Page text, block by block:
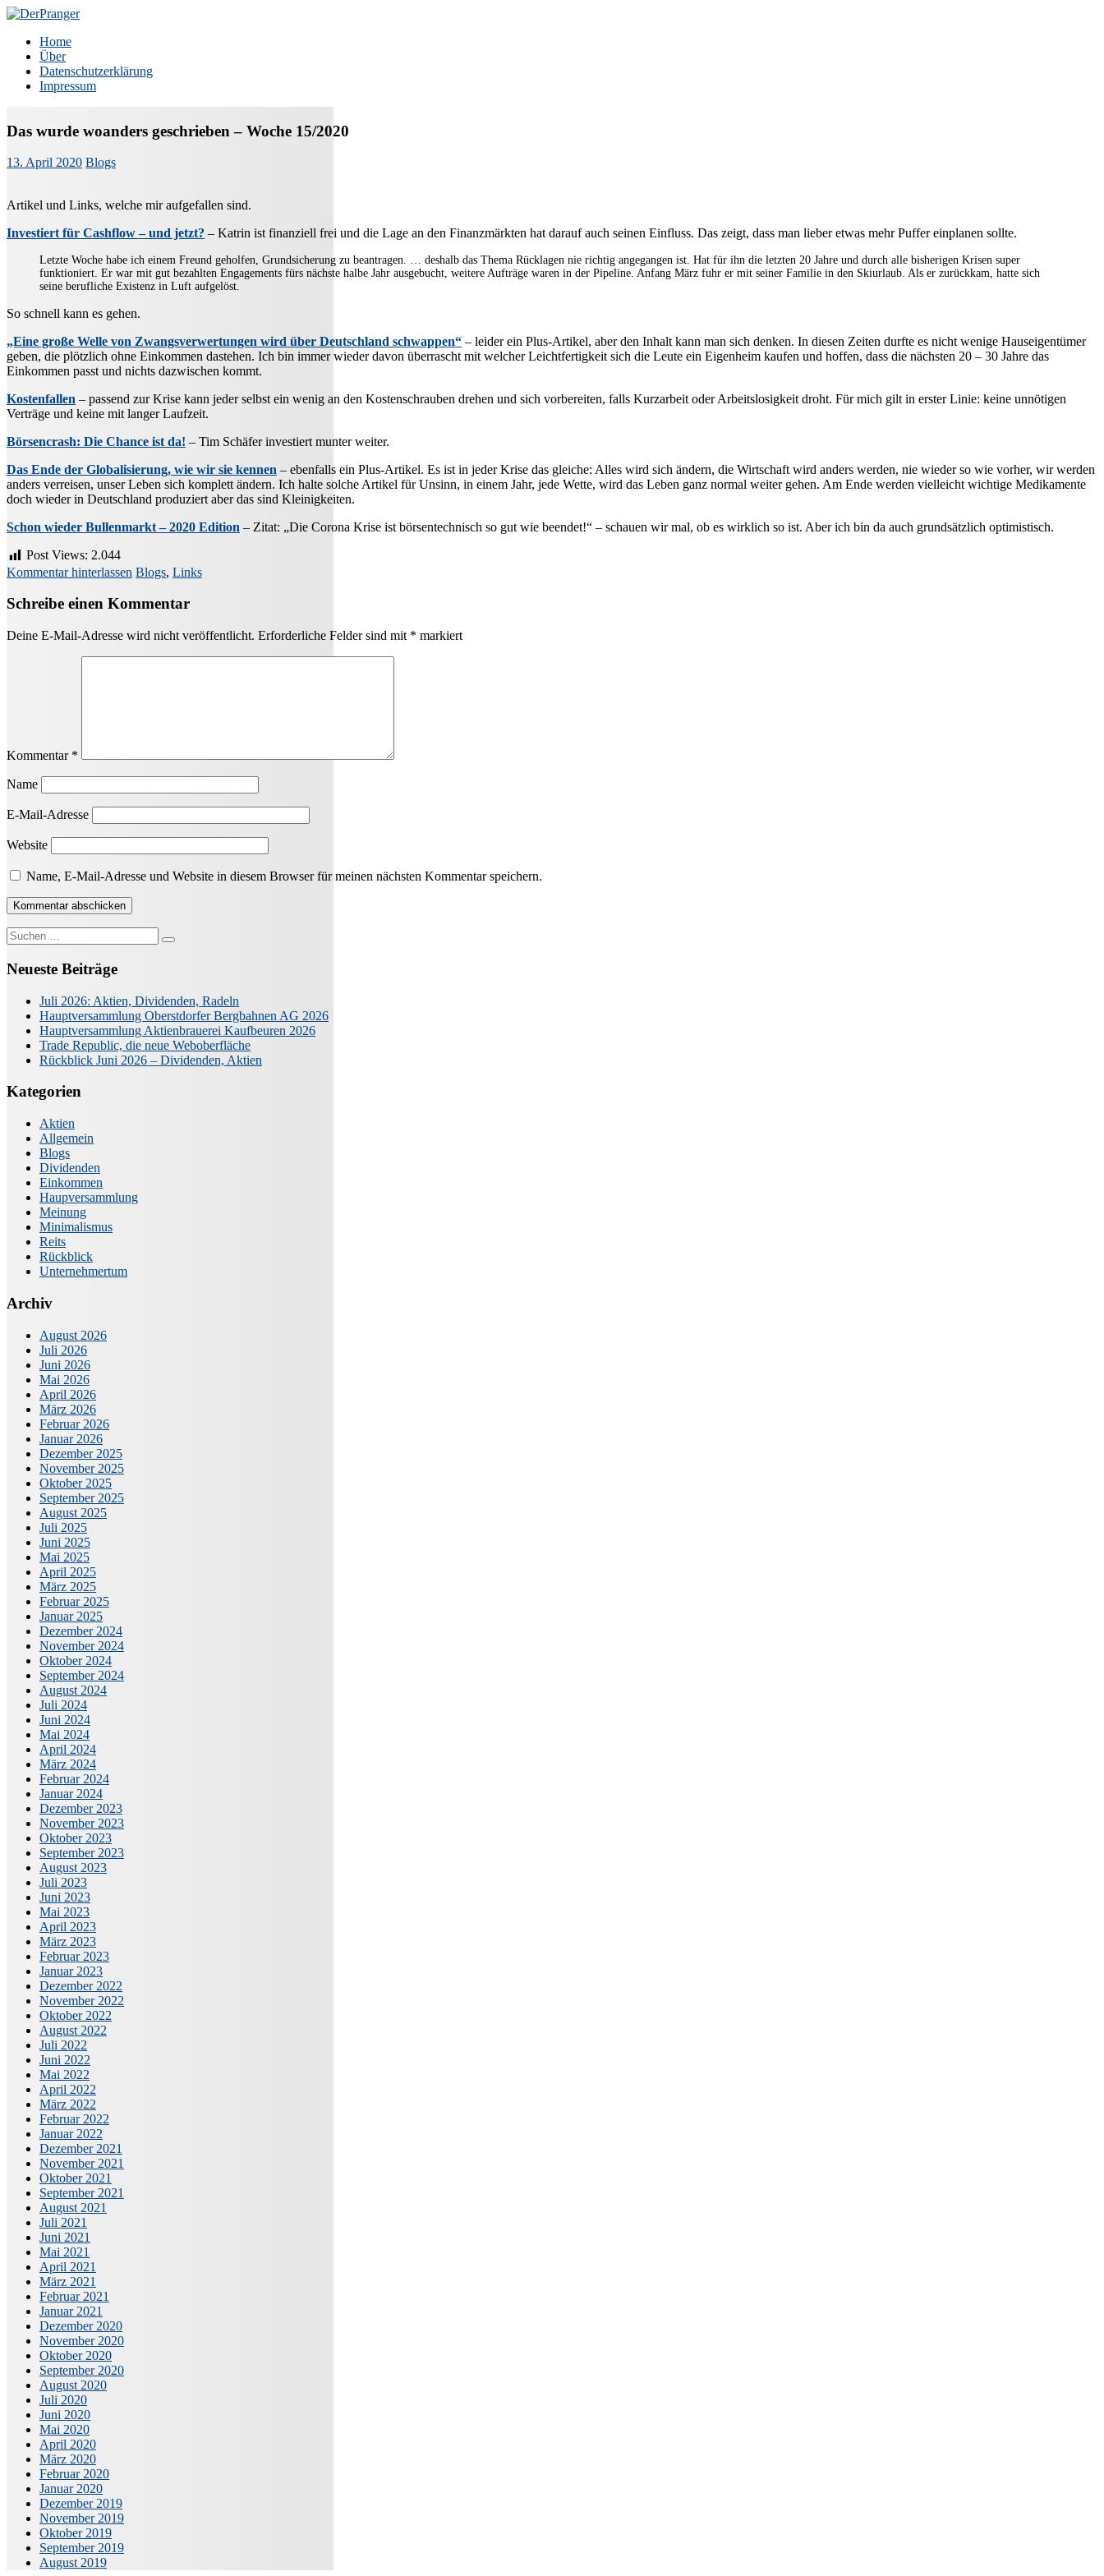
Zum
springen
DerPranger
Finanzen, Freiheit, Prangerei
Home
Über
Datenschutzerklärung
Impressum
Das wurde woanders geschrieben – Woche 15/2020
13. April 2020 Blogs
Artikel und Links, welche mir aufgefallen sind.
Investiert für Cashflow – und jetzt? – Katrin ist finanziell frei und die Lage an den Finanzmärkten hat darauf auch seinen Einfluss. Das zeigt, dass man lieber etwas mehr Puffer einplanen sollte.
Letzte Woche habe ich einem Freund geholfen, Grundsicherung zu beantragen. … deshalb das Thema Rücklagen nie richtig angegangen ist. Hat für ihn die letzten 20 Jahre und durch alle bisherigen Krisen super
funktioniert. Er war mit gut bezahlten Engagements fürs nächste halbe Jahr ausgebucht, weitere Aufträge waren in der Pipeline. Anfang März fuhr er mit seiner Familie in den Skiurlaub. Als er zurückkam, hatte sich
seine berufliche Existenz in Luft aufgelöst.
So schnell kann es gehen.
„Eine große Welle von Zwangsverwertungen wird über Deutschland schwappen“ – leider ein Plus-Artikel, aber den Inhalt kann man sich denken. In diesen Zeiten durfte es nicht wenige Hauseigentümer
geben, die plötzlich ohne Einkommen dastehen. Ich bin immer wieder davon überrascht mit welcher Leichtfertigkeit sich die Leute ein Eigenheim kaufen und hoffen, dass die nächsten 20 – 30 Jahre das
Einkommen passt und nichts dazwischen kommt.
Kostenfallen – passend zur Krise kann jeder selbst ein wenig an den Kostenschrauben drehen und sich vorbereiten, falls Kurzarbeit oder Arbeitslosigkeit droht. Für mich gilt in erster Linie: keine unnötigen
Verträge und keine mit langer Laufzeit.
Börsencrash: Die Chance ist da! – Tim Schäfer investiert munter weiter.
Das Ende der Globalisierung, wie wir sie kennen – ebenfalls ein Plus-Artikel. Es ist in jeder Krise das gleiche: Alles wird sich ändern, die Wirtschaft wird anders werden, nie wieder so wie vorher, wir werden
anders verreisen, unser Leben sich komplett ändern. Ich halte solche Artikel für Unsinn, in einem Jahr, jede Wette, wird das Leben ganz normal weiter gehen. Am Ende werden vielleicht wichtige Medikamente
doch wieder in Deutschland produziert aber das sind Kleinigkeiten.
Schon wieder Bullenmarkt – 2020 Edition – Zitat: „Die Corona Krise ist börsentechnisch so gut wie beendet!“ – schauen wir mal, ob es wirklich so ist. Aber ich bin da auch grundsätzlich optimistisch.
Post Views: 2.044
Kommentar hinterlassen Blogs, Links
Schreibe einen Kommentar
Deine E-Mail-Adresse wird nicht veröffentlicht. Erforderliche Felder sind mit * markiert
Kommentar *
Name
E-Mail-Adresse
Website
Name, E-Mail-Adresse und Website in diesem Browser für meinen nächsten Kommentar speichern.
Suche
nach:
Neueste Beiträge
Juli 2026: Aktien, Dividenden, Radeln
Hauptversammlung Oberstdorfer Bergbahnen AG 2026
Hauptversammlung Aktienbrauerei Kaufbeuren 2026
Trade Republic, die neue Weboberfläche
Rückblick Juni 2026 – Dividenden, Aktien
Kategorien
Aktien
Allgemein
Blogs
Dividenden
Einkommen
Haupversammlung
Meinung
Minimalismus
Reits
Rückblick
Unternehmertum
Archiv
August 2026
Juli 2026
Juni 2026
Mai 2026
April 2026
März 2026
Februar 2026
Januar 2026
Dezember 2025
November 2025
Oktober 2025
September 2025
August 2025
Juli 2025
Juni 2025
Mai 2025
April 2025
März 2025
Februar 2025
Januar 2025
Dezember 2024
November 2024
Oktober 2024
September 2024
August 2024
Juli 2024
Juni 2024
Mai 2024
April 2024
März 2024
Februar 2024
Januar 2024
Dezember 2023
November 2023
Oktober 2023
September 2023
August 2023
Juli 2023
Juni 2023
Mai 2023
April 2023
März 2023
Februar 2023
Januar 2023
Dezember 2022
November 2022
Oktober 2022
August 2022
Juli 2022
Juni 2022
Mai 2022
April 2022
März 2022
Februar 2022
Januar 2022
Dezember 2021
November 2021
Oktober 2021
September 2021
August 2021
Juli 2021
Juni 2021
Mai 2021
April 2021
März 2021
Februar 2021
Januar 2021
Dezember 2020
November 2020
Oktober 2020
September 2020
August 2020
Juli 2020
Juni 2020
Mai 2020
April 2020
März 2020
Februar 2020
Januar 2020
Dezember 2019
November 2019
Oktober 2019
September 2019
August 2019